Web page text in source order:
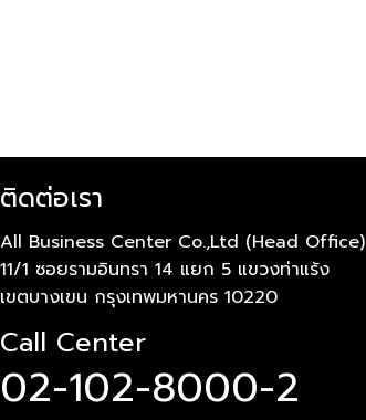
ติดต่อเรา
All Business Center Co.,Ltd (Head Office)
11/1 ซอยรามอินทรา 14 แยก 5 แขวงท่าแร้ง
เขตบางเขน กรุงเทพมหานคร 10220
Call Center
02-102-8000-2